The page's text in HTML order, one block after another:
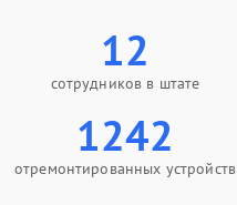
12
сотрудников в штате
1242
отремонтированных устройств